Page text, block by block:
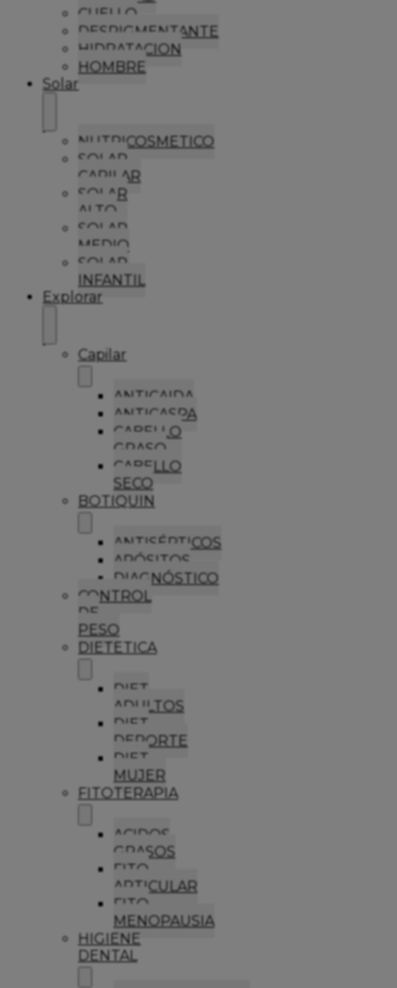
CUELLO
DESPIGMENTANTE
HIDRATACION
HOMBRE
Solar
NUTRICOSMETICO
SOLAR
CAPILAR
SOLAR
ALTO
SOLAR
MEDIO
SOLAR
INFANTIL
Explorar
Capilar
ANTICAIDA
ANTICASPA
CABELLO
GRASO
CABELLO
SECO
BOTIQUIN
ANTISÉPTICOS
APÓSITOS
DIAGNÓSTICO
CONTROL
DE
PESO
DIETETICA
DIET
ADULTOS
DIET
DEPORTE
DIET
MUJER
FITOTERAPIA
ACIDOS
GRASOS
FITO
ARTICULAR
FITO
MENOPAUSIA
HIGIENE
DENTAL